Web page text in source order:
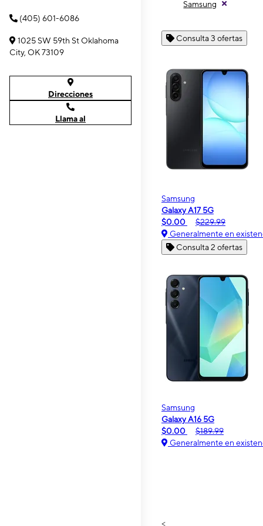
(405) 601-6086
1025 SW 59th St Oklahoma
City, OK 73109
Direcciones
Llama al
Samsung
Consulta 3 ofertas
Samsung
Galaxy A17 5G
$0.00
$229.99
Generalmente en
Consulta 2 ofertas
Samsung
Galaxy A16 5G
$0.00
$189.99
Generalmente en
<